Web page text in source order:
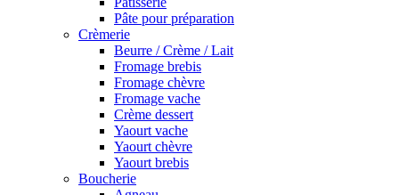
Pâte pour préparation
Crèmerie
Beurre / Crème / Lait
Fromage brebis
Fromage chèvre
Fromage vache
Crème dessert
Yaourt vache
Yaourt chèvre
Yaourt brebis
Boucherie